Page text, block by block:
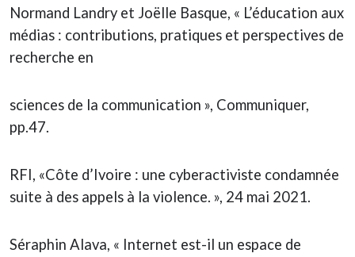
Normand Landry et Joëlle Basque, « L’éducation aux
médias : contributions, pratiques et perspectives de
recherche en
sciences de la communication », Communiquer,
pp.47.
RFI, «Côte d’Ivoire : une cyberactiviste condamnée
suite à des appels à la violence. », 24 mai 2021.
Séraphin Alava, « Internet est-il un espace de